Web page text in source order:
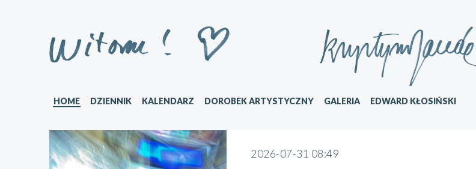
HOME DZIENNIK KALENDARZ DOROBEK ARTYSTYCZNY GALERIA EDWARD KŁOSIŃSKI
2026-07-31 08:49